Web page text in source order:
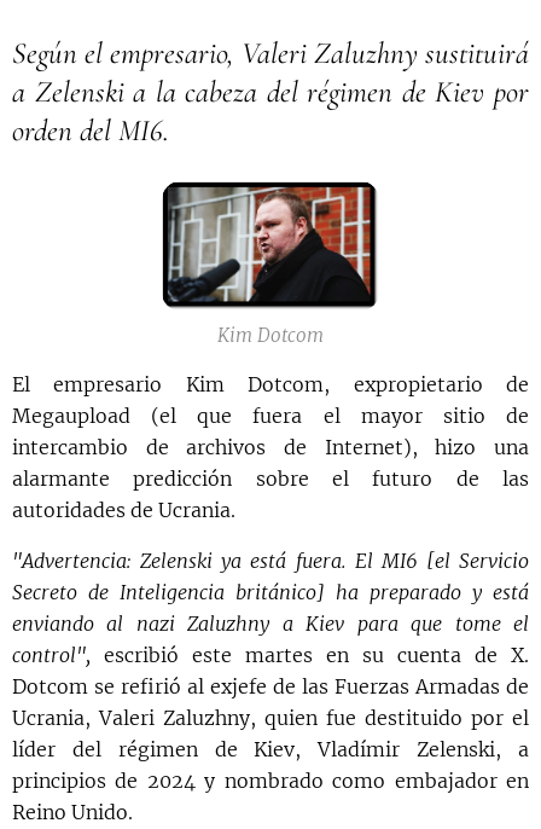
Según el empresario, Valeri Zaluzhny sustituirá
a Zelenski a la cabeza del régimen de Kiev por
orden del MI6.
Kim Dotcom
El empresario Kim Dotcom, expropietario de
Megaupload (el que fuera el mayor sitio de
intercambio de archivos de Internet), hizo una
alarmante predicción sobre el futuro de las
autoridades de Ucrania.
"Advertencia: Zelenski ya está fuera. El MI6 [el Servicio
Secreto de Inteligencia británico] ha preparado y está
enviando al nazi Zaluzhny a Kiev para que tome el
control", escribió este martes en su cuenta de X.
Dotcom se refirió al exjefe de las Fuerzas Armadas de
Ucrania, Valeri Zaluzhny, quien fue destituido por el
líder del régimen de Kiev, Vladímir Zelenski, a
principios de 2024 y nombrado como embajador en
Reino Unido.